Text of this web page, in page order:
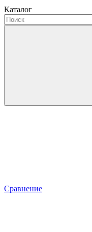
Каталог
Сравнение